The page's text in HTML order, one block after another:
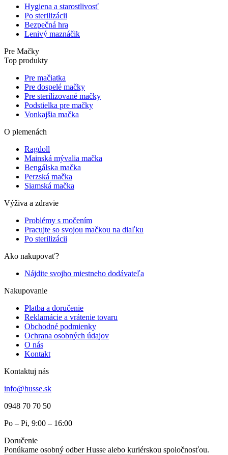
Hygiena a starostlivosť
Po sterilizácii
Bezpečná hra
Lenivý maznáčik
Pre Mačky
Top produkty
Pre mačiatka
Pre dospelé mačky
Pre sterilizované mačky
Podstielka pre mačky
Vonkajšia mačka
O plemenách
Ragdoll
Mainská mývalia mačka
Bengálska mačka
Perzská mačka
Siamská mačka
Výživa a zdravie
Problémy s močením
Pracujte so svojou mačkou na diaľku
Po sterilizácii
Ako nakupovať?
Nájdite svojho miestneho dodávateľa
Nakupovanie
Platba a doručenie
Reklamácie a vrátenie tovaru
Obchodné podmienky
Ochrana osobných údajov
O nás
Kontakt
Kontaktuj nás
info@husse.sk
0948 70 70 50
Po – Pi, 9:00 – 16:00
Doručenie
Ponúkame osobný odber Husse alebo kuriérskou spoločnosťou.